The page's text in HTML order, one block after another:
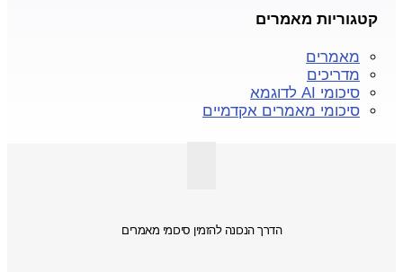
קטגוריות מאמרים
מאמרים
מדריכים
סיכומי AI לדוגמא
סיכומי מאמרים אקדמיים
הדרך הנכונה להזמין סיכומי מאמרים